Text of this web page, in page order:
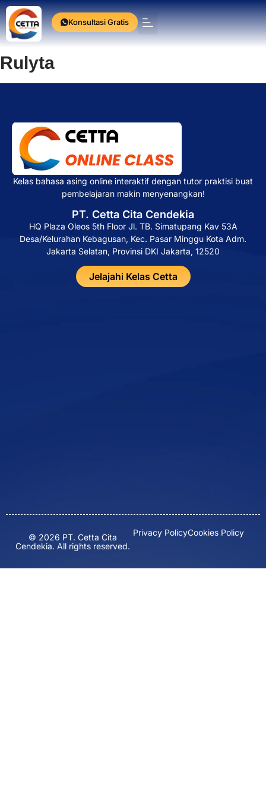
Konsultasi Gratis
Rulyta
Kelas bahasa asing online interaktif dengan tutor praktisi buat
pembelajaran makin menyenangkan!
PT. Cetta Cita Cendekia
HQ Plaza Oleos 5th Floor Jl. TB. Simatupang Kav 53A
Desa/Kelurahan Kebagusan, Kec. Pasar Minggu Kota Adm.
Jakarta Selatan, Provinsi DKI Jakarta, 12520
Jelajahi Kelas Cetta
© 2026 PT. Cetta Cita
Cendekia. All rights reserved.
Privacy PolicyCookies Policy